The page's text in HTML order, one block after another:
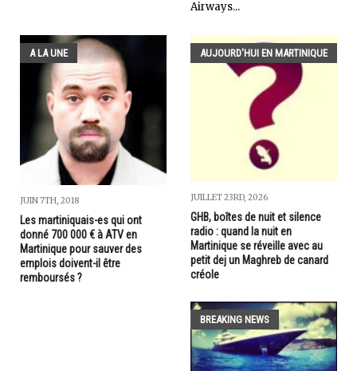
Airways...
A LA UNE
JUIN 7TH, 2018
Les martiniquais-es qui ont
donné 700 000 € à ATV en
Martinique pour sauver des
emplois doivent-il être
remboursés ?
AUJOURD'HUI EN MARTINIQUE
JUILLET 23RD, 2026
GHB, boîtes de nuit et silence
radio : quand la nuit en
Martinique se réveille avec au
petit dej un Maghreb de canard
créole
BREAKING NEWS